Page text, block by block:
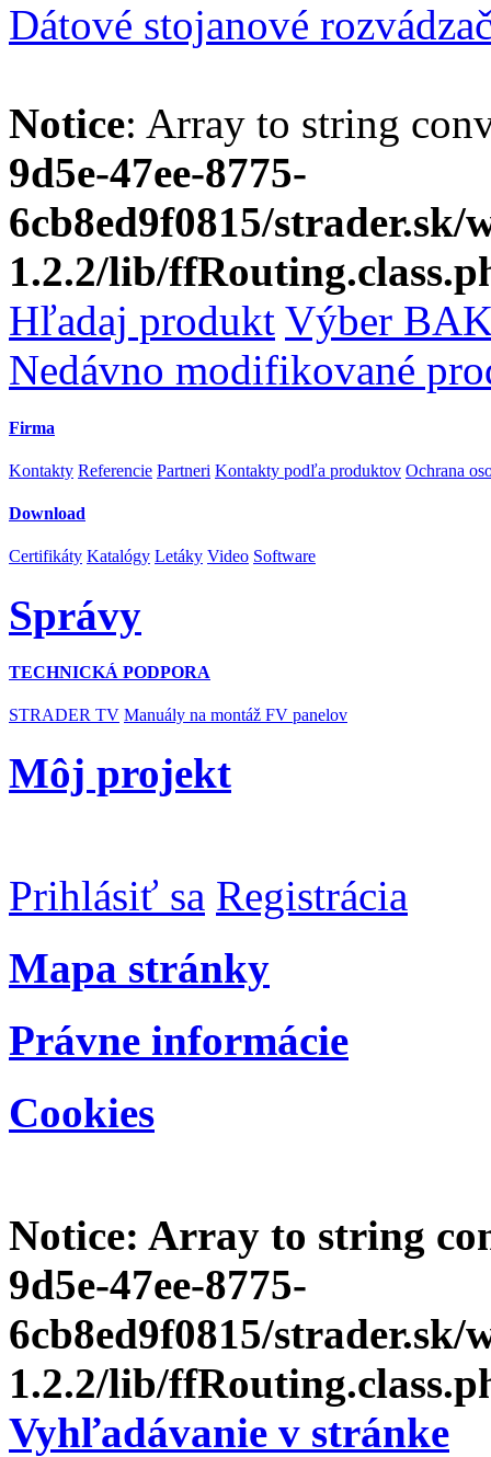
Dátové stojanové
Notice: Array to string
9d5e-47ee-8775-
6cb8ed9f0815/
1.2.2/lib/
Hľadaj produkt Výber
Nedávno modifikované
Firma
Kontakty Referencie Partneri Kontakty podľa produktov Ochrana
Download
Certifikáty Katalógy Letáky Video Software
Správy
TECHNICKÁ PODPORA
STRADER TV Manuály na montáž FV panelov
Môj projekt
Prihlásiť sa Registrácia
Mapa stránky
Právne informácie
Cookies
Notice: Array to string
9d5e-47ee-8775-
6cb8ed9f0815/
1.2.2/lib/
Vyhľadávanie v stránke